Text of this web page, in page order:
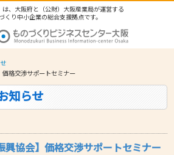
は、大阪府と（公財）大阪産業局が運営する
くり中小企業の総合支援拠点です。
価格交渉サポートセミナー
知らせ
興協会】価格交渉サポートセミナー